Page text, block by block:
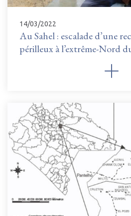
14/03/2022
Au Sahel : escalade d’une
périlleux à l’extrême-Nord